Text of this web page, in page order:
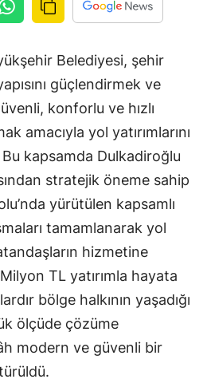
Belediyesi, şehir
güçlendirmek ve
konforlu ve hızlı
amacıyla yol yatırımlarını
Bu kapsamda Dulkadiroğlu
stratejik öneme sahip
yürütülen kapsamlı
tamamlanarak yol
hizmetine
TL yatırımla hayata
bölge halkının yaşadığı
ölçüde çözüme
modern ve güvenli bir